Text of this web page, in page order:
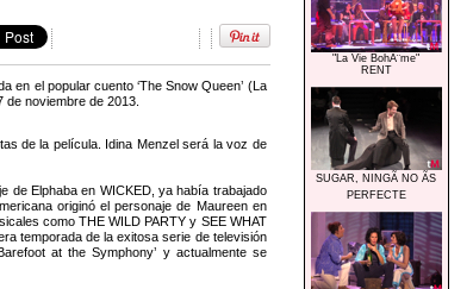
en el popular cuento ‘The Snow Queen’ (La
noviembre de 2013.
de la película. Idina Menzel será la voz de
de Elphaba en WICKED, ya había trabajado
originó el personaje de Maureen en
como THE WILD PARTY y SEE WHAT
temporada de la exitosa serie de televisión
at the Symphony’ y actualmente se
"La Vie BohÃ¨me"
RENT
SUGAR, NINGÃ NO ÃS
PERFECTE